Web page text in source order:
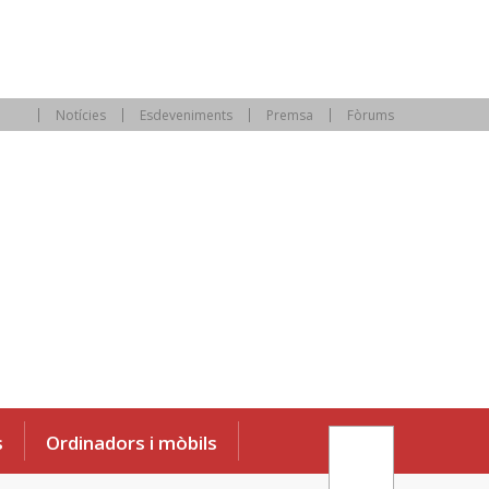
Notícies Esdeveniments Premsa Fòrums
Ordinadors i mòbils